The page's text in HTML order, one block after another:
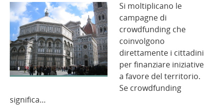
Si moltiplicano le
campagne di
crowdfunding che
coinvolgono
direttamente i cittadini
per finanziare iniziative
a favore del territorio.
Se crowdfunding
significa…